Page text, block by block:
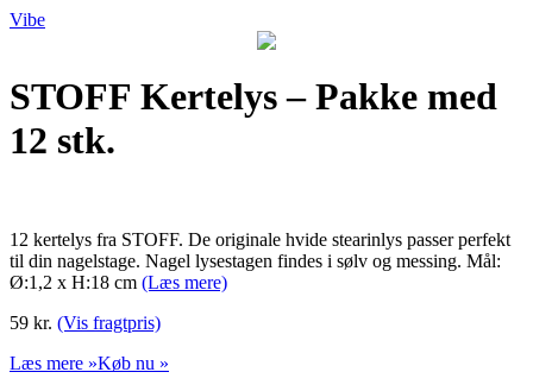
Vibe
STOFF Kertelys – Pakke med
12 stk.
12 kertelys fra STOFF. De originale hvide stearinlys passer perfekt
til din nagelstage. Nagel lysestagen findes i sølv og messing. Mål:
Ø:1,2 x H:18 cm (Læs mere)
59 kr. (Vis fragtpris)
Læs mere »Køb nu »